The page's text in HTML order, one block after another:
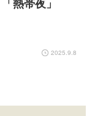
2025.9.8